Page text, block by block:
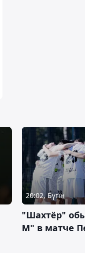
20:02, Бүгін
"Шахтёр"
М" в матче